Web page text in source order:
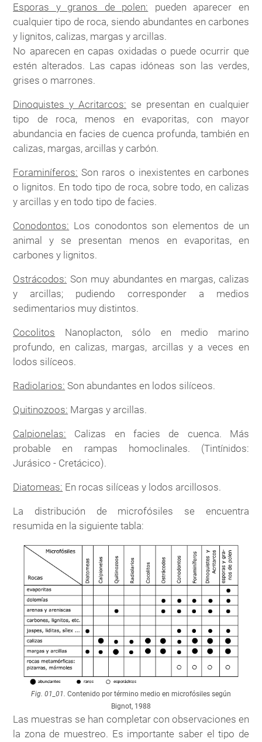
Esporas y granos de polen: pueden aparecer en
cualquier tipo de roca, siendo abundantes en carbones
y lignitos, calizas, margas y arcillas.
No aparecen en capas oxidadas o puede ocurrir que
estén alterados. Las capas idóneas son las verdes,
grises o marrones.
Dinoquistes y Acritarcos: se presentan en cualquier
tipo de roca, menos en evaporitas, con mayor
abundancia en facies de cuenca profunda, también en
calizas, margas, arcillas y carbón.
Foraminíferos: Son raros o inexistentes en carbones
o lignitos. En todo tipo de roca, sobre todo, en calizas
y arcillas y en todo tipo de facies.
Conodontos: Los conodontos son elementos de un
animal y se presentan menos en evaporitas, en
carbones y lignitos.
Ostrácodos: Son muy abundantes en margas, calizas
y arcillas; pudiendo corresponder a medios
sedimentarios muy distintos.
Cocolitos Nanoplacton, sólo en medio marino
profundo, en calizas, margas, arcillas y a veces en
lodos silíceos.
Radiolarios: Son abundantes en lodos silíceos.
Quitinozoos: Margas y arcillas.
Calpionelas: Calizas en facies de cuenca. Más
probable en rampas homoclinales. (Tintínidos:
Jurásico - Cretácico).
Diatomeas: En rocas silíceas y lodos arcillosos.
La distribución de microfósiles se encuentra
resumida en la siguiente tabla:
Fig. 01_01. Contenido por término medio en microfósiles según
Bignot, 1988
Las muestras se han completar con observaciones en
la zona de muestreo. Es importante saber el tipo de